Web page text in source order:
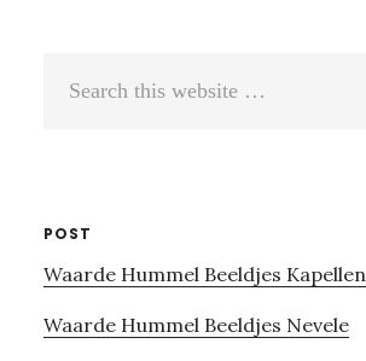
POST
Waarde Hummel Beeldjes Kapellen
Waarde Hummel Beeldjes Nevele